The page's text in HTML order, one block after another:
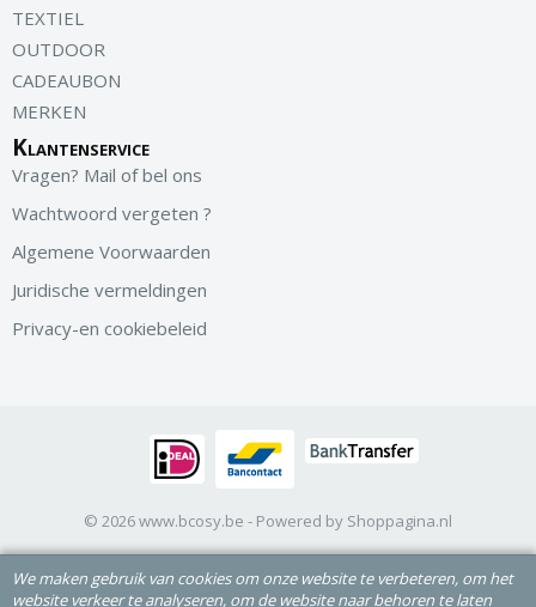
TEXTIEL
OUTDOOR
CADEAUBON
MERKEN
Klantenservice
Vragen? Mail of bel ons
Wachtwoord vergeten ?
Algemene Voorwaarden
Juridische vermeldingen
Privacy-en cookiebeleid
© 2026 www.bcosy.be - Powered by Shoppagina.nl
We maken gebruik van cookies om onze website te verbeteren, om het
website verkeer te analyseren, om de website naar behoren te laten